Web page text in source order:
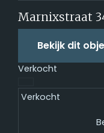
Marnixstraat
Bekijk dit
Verkocht
Verkocht